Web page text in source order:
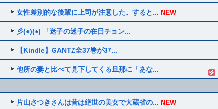
女性差別的な後輩に上司が注意した。すると... NEW
彡(●)(●) 「迷子の迷子の在日チョン...
【Kindle】GANTZ全37巻が37...
他所の妻と比べて見下してくる旦那に「あな...
片山さつきさんは昔は絶世の美女で大蔵省の... NEW